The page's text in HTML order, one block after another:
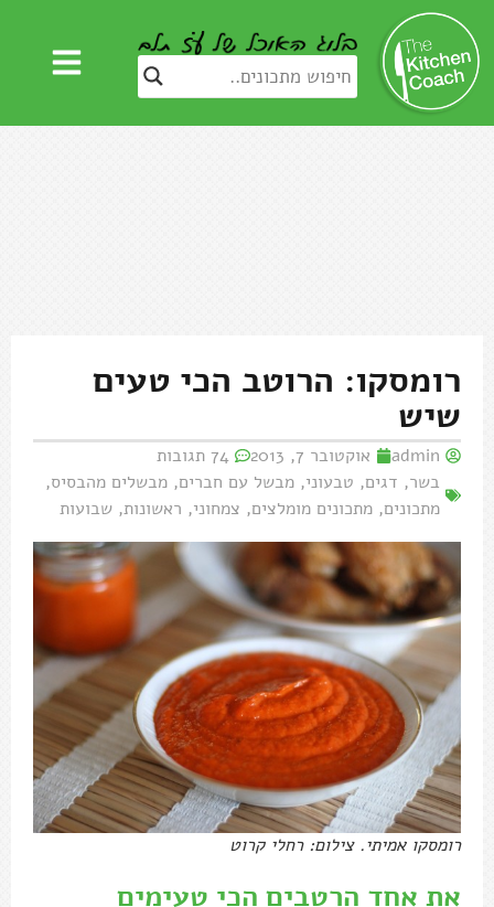
רומסקו: הרוטב הכי טעים
שיש
admin אוקטובר 7, 2013
74 תגובות
בשר, דגים, טבעוני, מבשל עם חברים, מבשלים מהבסיס,
מתכונים, מתכונים מומלצים, צמחוני, ראשונות, שבועות
רומסקו אמיתי. צילום: רחלי קרוט
את אחד הרטבים הכי טעימים